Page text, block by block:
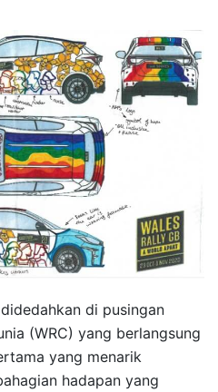
di pusingan
(WRC) yang berlangsung
yang menarik
hadapan yang